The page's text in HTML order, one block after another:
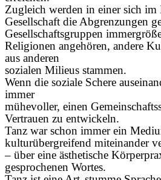
Zugleich werden in einer sich im
Gesellschaft die Abgrenzungen
Gesellschaftsgruppen
Religionen angehören, andere
aus anderen
sozialen Milieus stammen.
Wenn die soziale Schere
immer
mühevoller, einen
Vertrauen zu entwickeln.
Tanz war schon immer ein
kulturübergreifend miteinander
– über eine ästhetische
gesprochenen Wortes.